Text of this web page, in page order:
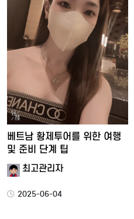
베트남 황제투어를 위한 여행
및 준비 단계 팁
최고관리자
2025-06-04